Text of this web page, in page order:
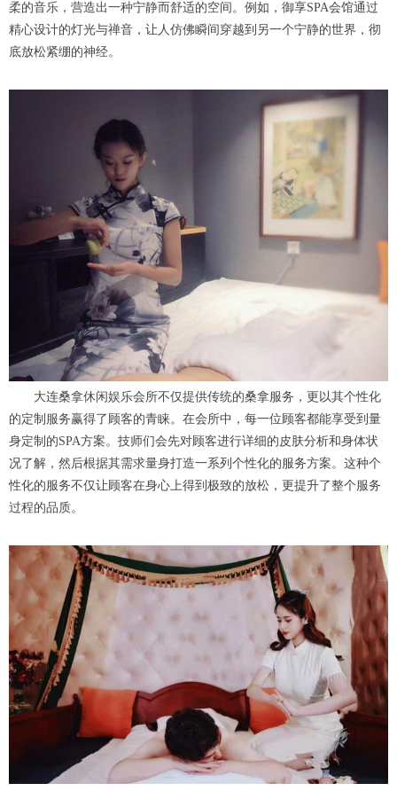
柔的音乐，营造出一种宁静而舒适的空间。例如，御享SPA会馆通过
精心设计的灯光与禅音，让人仿佛瞬间穿越到另一个宁静的世界，彻
底放松紧绷的神经。
大连桑拿休闲娱乐会所不仅提供传统的桑拿服务，更以其个性化
的定制服务赢得了顾客的青睐。在会所中，每一位顾客都能享受到量
身定制的SPA方案。技师们会先对顾客进行详细的皮肤分析和身体状
况了解，然后根据其需求量身打造一系列个性化的服务方案。这种个
性化的服务不仅让顾客在身心上得到极致的放松，更提升了整个服务
过程的品质。